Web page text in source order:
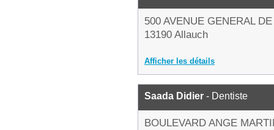
500 AVENUE GENERAL
13190 Allauch
Afficher les détails
Saada Didier - Dentiste
BOULEVARD ANGE